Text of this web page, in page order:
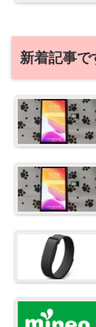
新着記事で